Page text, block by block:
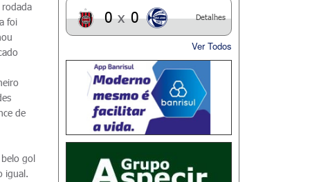
foi
de
gol
igual.
0 x 0 Detalhes
Ver Todos